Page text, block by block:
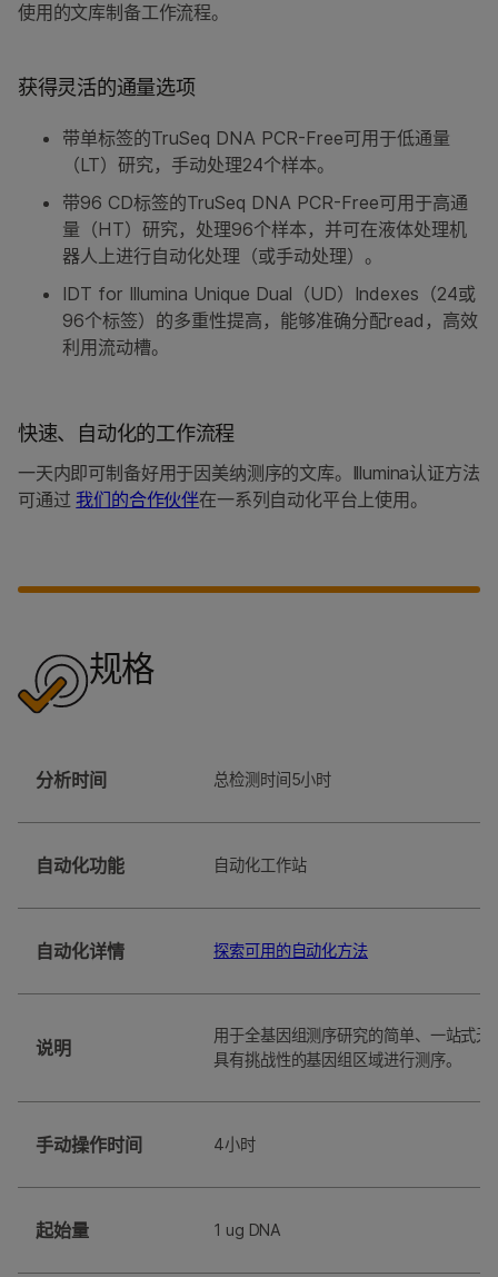
使用的文库制备工作流程。
获得灵活的通量选项
带单标签的TruSeq DNA PCR-Free可用于低通量
（LT）研究，手动处理24个样本。
带96 CD标签的TruSeq DNA PCR-Free可用于高通
量（HT）研究，处理96个样本，并可在液体处理机
器人上进行自动化处理（或手动处理）。
IDT for Illumina Unique Dual（UD）Indexes（24或
96个标签）的多重性提高，能够准确分配read，高效
利用流动槽。
快速、自动化的工作流程
一天内即可制备好用于因美纳测序的文库。Illumina认证方法
可通过我们的合作伙伴在一系列自动化平台上使用。
规格
分析时间 总检测时间5小时
自动化功能 ⾃动化⼯作站
自动化详情 探索可用的自动化方法
说明
用于全基因组测序研究的简单、一站式无
具有挑战性的基因组区域进行测序。
手动操作时间 4小时
起始量 1 ug DNA